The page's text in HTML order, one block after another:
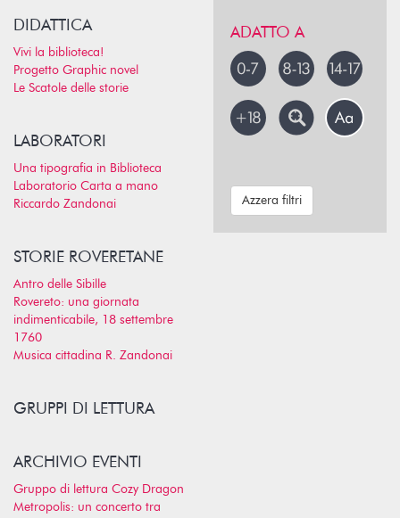
DIDATTICA
Vivi la biblioteca!
Progetto Graphic novel
Le Scatole delle storie
LABORATORI
Una tipografia in Biblioteca
Laboratorio Carta a mano
Riccardo Zandonai
STORIE ROVERETANE
Antro delle Sibille
Rovereto: una giornata
indimenticabile, 18 settembre
1760
Musica cittadina R. Zandonai
GRUPPI DI LETTURA
ARCHIVIO EVENTI
Gruppo di lettura Cozy Dragon
Metropolis: un concerto tra
ADATTO A
Azzera filtri